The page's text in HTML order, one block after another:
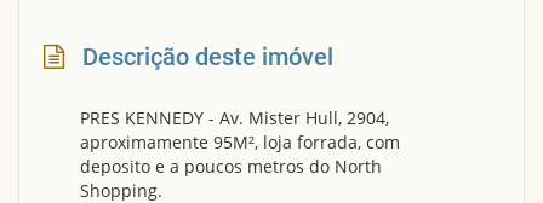
Descrição deste imóvel
PRES KENNEDY - Av. Mister Hull, 2904,
aproximamente 95M², loja forrada, com
deposito e a poucos metros do North
Shopping.